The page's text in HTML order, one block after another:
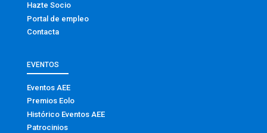
Hazte Socio
Portal de empleo
Contacta
EVENTOS
Eventos AEE
Premios Eolo
Histórico Eventos AEE
Patrocinios